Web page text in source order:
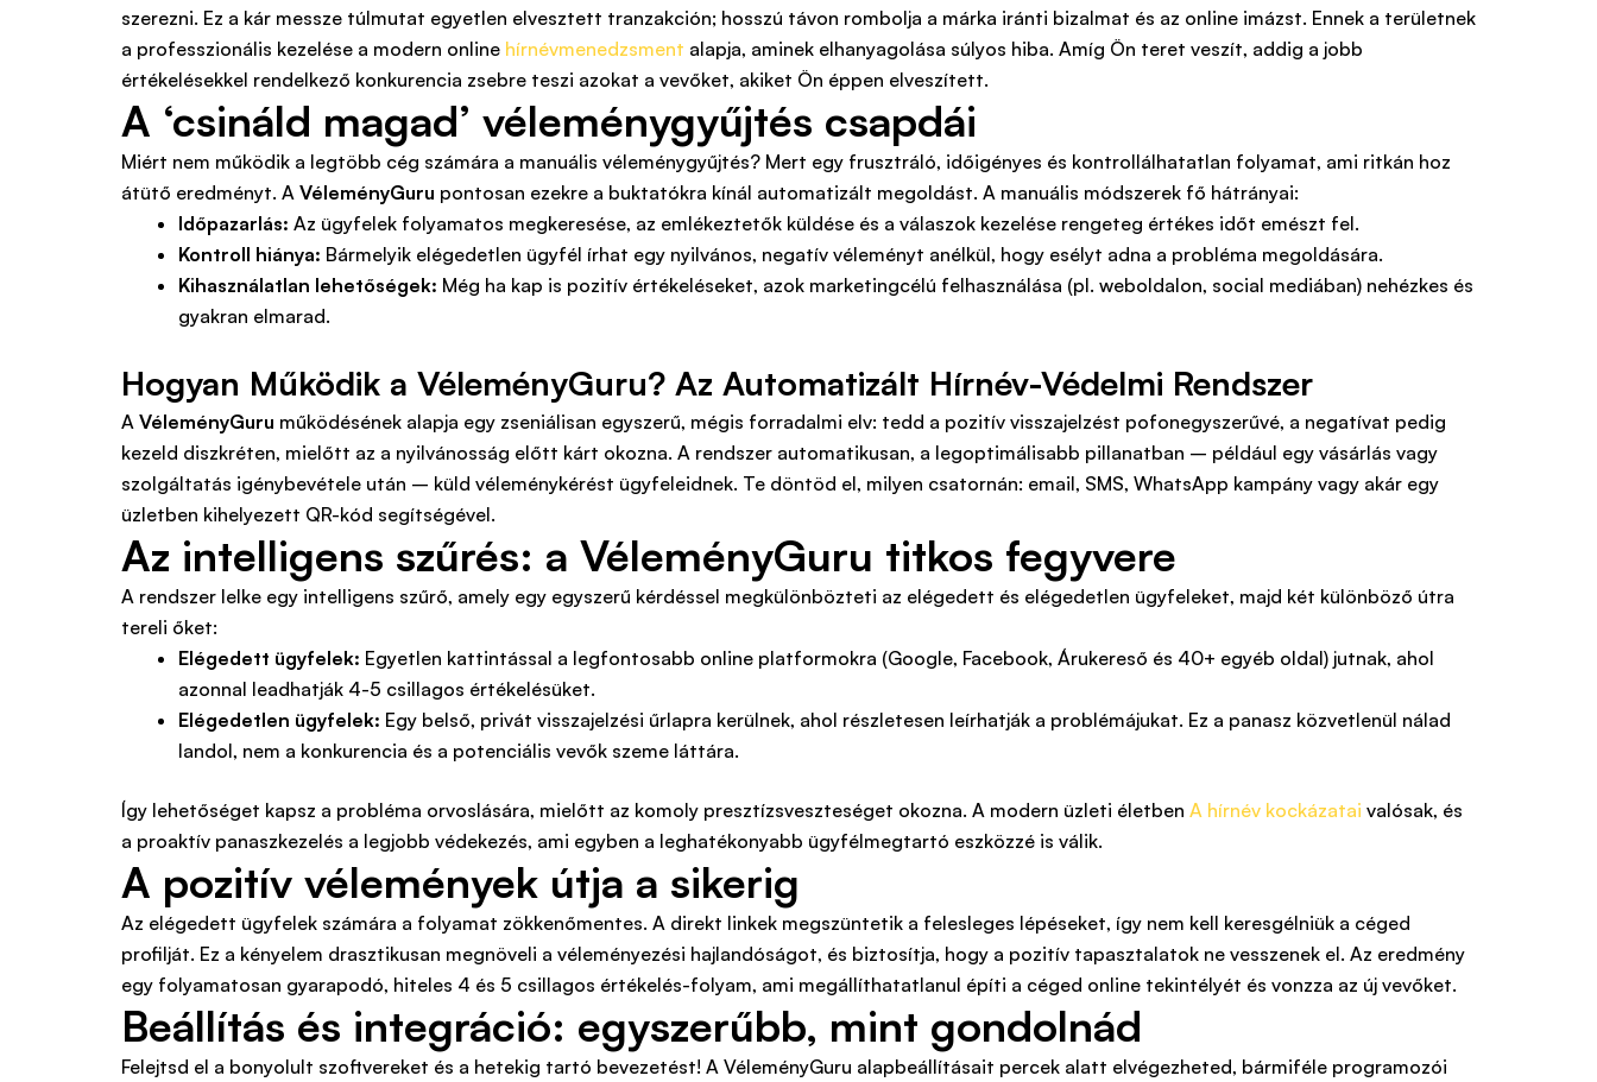
szerezni. Ez a kár messze túlmutat egyetlen elvesztett tranzakción; hosszú távon rombolja a márka iránti bizalmat és az online imázst. Ennek a területnek
a professzionális kezelése a modern online hírnévmenedzsment alapja, aminek elhanyagolása súlyos hiba. Amíg Ön teret veszít, addig a jobb
értékelésekkel rendelkező konkurencia zsebre teszi azokat a vevőket, akiket Ön éppen elveszített.
A ‘csináld magad’ véleménygyűjtés csapdái
Miért nem működik a legtöbb cég számára a manuális véleménygyűjtés? Mert egy frusztráló, időigényes és kontrollálhatatlan folyamat, ami ritkán hoz
átütő eredményt. A VéleményGuru pontosan ezekre a buktatókra kínál automatizált megoldást. A manuális módszerek fő hátrányai:
Időpazarlás: Az ügyfelek folyamatos megkeresése, az emlékeztetők küldése és a válaszok kezelése rengeteg értékes időt emészt fel.
Kontroll hiánya: Bármelyik elégedetlen ügyfél írhat egy nyilvános, negatív véleményt anélkül, hogy esélyt adna a probléma megoldására.
Kihasználatlan lehetőségek: Még ha kap is pozitív értékeléseket, azok marketingcélú felhasználása (pl. weboldalon, social mediában) nehézkes és
gyakran elmarad.
Hogyan Működik a VéleményGuru? Az Automatizált Hírnév-Védelmi Rendszer
A VéleményGuru működésének alapja egy zseniálisan egyszerű, mégis forradalmi elv: tedd a pozitív visszajelzést pofonegyszerűvé, a negatívat pedig
kezeld diszkréten, mielőtt az a nyilvánosság előtt kárt okozna. A rendszer automatikusan, a legoptimálisabb pillanatban – például egy vásárlás vagy
szolgáltatás igénybevétele után – küld véleménykérést ügyfeleidnek. Te döntöd el, milyen csatornán: email, SMS, WhatsApp kampány vagy akár egy
üzletben kihelyezett QR-kód segítségével.
Az intelligens szűrés: a VéleményGuru titkos fegyvere
A rendszer lelke egy intelligens szűrő, amely egy egyszerű kérdéssel megkülönbözteti az elégedett és elégedetlen ügyfeleket, majd két különböző útra
tereli őket:
Elégedett ügyfelek: Egyetlen kattintással a legfontosabb online platformokra (Google, Facebook, Árukereső és 40+ egyéb oldal) jutnak, ahol
azonnal leadhatják 4-5 csillagos értékelésüket.
Elégedetlen ügyfelek: Egy belső, privát visszajelzési űrlapra kerülnek, ahol részletesen leírhatják a problémájukat. Ez a panasz közvetlenül nálad
landol, nem a konkurencia és a potenciális vevők szeme láttára.
Így lehetőséget kapsz a probléma orvoslására, mielőtt az komoly presztízsveszteséget okozna. A modern üzleti életben A hírnév kockázatai valósak, és
a proaktív panaszkezelés a legjobb védekezés, ami egyben a leghatékonyabb ügyfélmegtartó eszközzé is válik.
A pozitív vélemények útja a sikerig
Az elégedett ügyfelek számára a folyamat zökkenőmentes. A direkt linkek megszüntetik a felesleges lépéseket, így nem kell keresgélniük a céged
profilját. Ez a kényelem drasztikusan megnöveli a véleményezési hajlandóságot, és biztosítja, hogy a pozitív tapasztalatok ne vesszenek el. Az eredmény
egy folyamatosan gyarapodó, hiteles 4 és 5 csillagos értékelés-folyam, ami megállíthatatlanul építi a céged online tekintélyét és vonzza az új vevőket.
Beállítás és integráció: egyszerűbb, mint gondolnád
Felejtsd el a bonyolult szoftvereket és a hetekig tartó bevezetést! A VéleményGuru alapbeállításait percek alatt elvégezheted, bármiféle programozói